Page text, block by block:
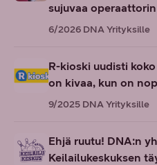
sujuvaa
6/2026 DNA Yrityksille
R-kioski uudisti
on kivaa, kun on
9/2025 DNA Yrityksille
Ehjä ruutu! DNA:n
Keilailukeskuksen